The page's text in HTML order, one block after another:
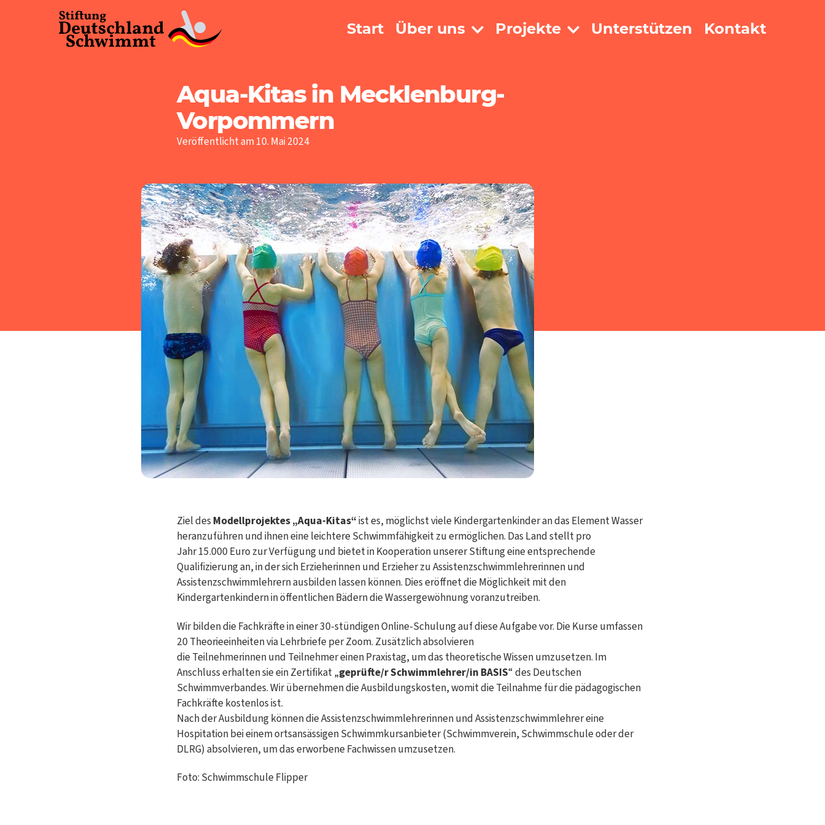
Start Über uns Projekte Unterstützen Kontakt
Aqua-Kitas in Mecklenburg-
Vorpommern
Veröffentlicht am 10. Mai 2024
Ziel des Modellprojektes „Aqua-Kitas“ist es, möglichst viele Kindergartenkinder an das Element Wasser
heranzuführen und ihnen eine leichtere Schwimmfähigkeit zu ermöglichen. Das Land stellt pro
Jahr 15.000 Euro zur Verfügung und bietet in Kooperation unserer Stiftung eine entsprechende
Qualifizierung an, in der sich Erzieherinnen und Erzieher zu Assistenzschwimmlehrerinnen und
Assistenzschwimmlehrern ausbilden lassen können. Dies eröffnet die Möglichkeit mit den
Kindergartenkindern in öffentlichen Bädern die Wassergewöhnung voranzutreiben.
Wir bilden die Fachkräfte in einer 30-stündigen Online-Schulung auf diese Aufgabe vor. Die Kurse umfassen
20 Theorieeinheiten via Lehrbriefe per Zoom. Zusätzlich absolvieren
die Teilnehmerinnen und Teilnehmer einen Praxistag, um das theoretische Wissen umzusetzen. Im
Anschluss erhalten sie ein Zertifikat „geprüfte/r Schwimmlehrer/in BASIS“ des Deutschen
Schwimmverbandes. Wir übernehmen die Ausbildungskosten, womit die Teilnahme für die pädagogischen
Fachkräfte kostenlos ist.
Nach der Ausbildung können die Assistenzschwimmlehrerinnen und Assistenzschwimmlehrer eine
Hospitation bei einem ortsansässigen Schwimmkursanbieter (Schwimmverein, Schwimmschule oder der
DLRG) absolvieren, um das erworbene Fachwissen umzusetzen.
Foto: Schwimmschule Flipper